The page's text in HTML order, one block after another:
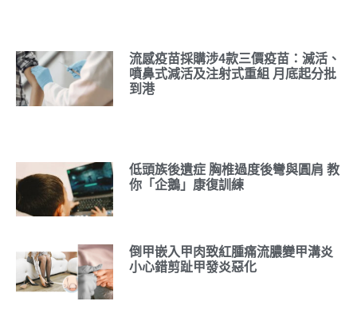
流感疫苗採購涉4款三價疫苗：滅活、
噴鼻式減活及注射式重組 月底起分批
到港
低頭族後遺症 胸椎過度後彎與圓肩 教
你「企鵝」康復訓練
倒甲嵌入甲肉致紅腫痛流膿變甲溝炎
小心錯剪趾甲發炎惡化